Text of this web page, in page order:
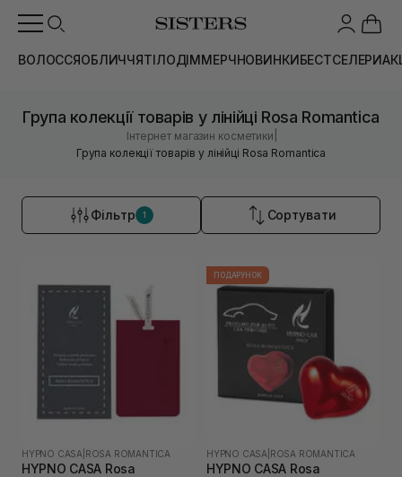
ВОЛОССЯОБЛИЧЧЯТІЛОДІММЕРЧНОВИНКИБЕСТСЕЛЕРИ
Група колекції товарів у лінійці Rosa Romantica
Інтернет магазин косметики
Група колекції товарів у лінійці Rosa Romantica
Фільтр 1 Сортувати
HYPNO CASA ROSA ROMANTICA
HYPNO CASA Rosa
ПОДАРУНОК
HYPNO CASA ROSA ROMANTICA
HYPNO CASA Rosa